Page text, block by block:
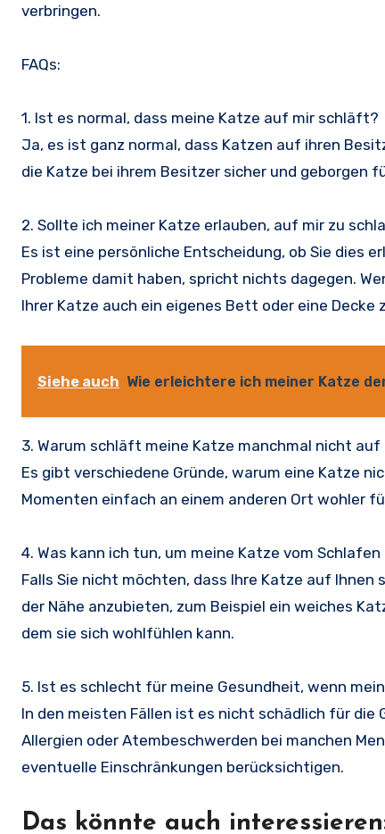
verbringen.
FAQs:
1. Ist es normal, dass meine Katze auf mir schläft?
Ja, es ist ganz normal, dass Katzen auf ihren
die Katze bei ihrem Besitzer sicher und geborgen
2. Sollte ich meiner Katze erlauben, auf mir zu
Es ist eine persönliche Entscheidung, ob Sie dies
Probleme damit haben, spricht nichts dagegen.
Ihrer Katze auch ein eigenes Bett oder eine Decke
Siehe auch Wie erleichtere ich meiner Katze
3. Warum schläft meine Katze manchmal nicht auf
Es gibt verschiedene Gründe, warum eine Katze
Momenten einfach an einem anderen Ort wohler
4. Was kann ich tun, um meine Katze vom
Falls Sie nicht möchten, dass Ihre Katze auf
der Nähe anzubieten, zum Beispiel ein weiches
dem sie sich wohlfühlen kann.
5. Ist es schlecht für meine Gesundheit, wenn
In den meisten Fällen ist es nicht schädlich für
Allergien oder Atembeschwerden bei manchen
eventuelle Einschränkungen berücksichtigen.
Das könnte auch